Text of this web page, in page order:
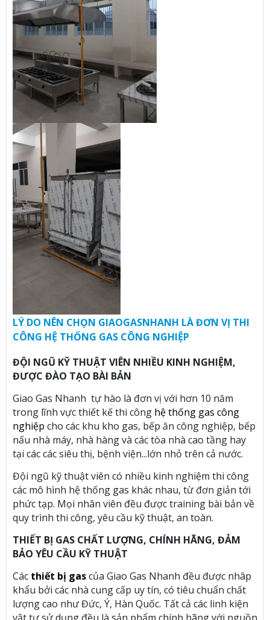
LÝ DO NÊN CHỌN GIAOGASNHANH LÀ ĐƠN VỊ THI
CÔNG HỆ THỐNG GAS CÔNG NGHIỆP
ĐỘI NGŨ KỸ THUẬT VIÊN NHIỀU KINH NGHIỆM,
ĐƯỢC ĐÀO TẠO BÀI BẢN
Giao Gas Nhanh tự hào là đơn vị với hơn 10 năm
trong lĩnh vực thiết kế thi công hệ thống gas công
nghiệp cho các khu kho gas, bếp ăn công nghiệp, bếp
nấu nhà máy, nhà hàng và các tòa nhà cao tầng hay
tại các các siêu thị, bệnh viện...lớn nhỏ trên cả nước.
Đội ngũ kỹ thuật viên có nhiều kinh nghiệm thi công
các mô hình hệ thống gas khác nhau, từ đơn giản tới
phức tạp. Mọi nhân viên đều được training bài bản về
quy trình thi công, yêu cầu kỹ thuật, an toàn.
THIẾT BỊ GAS CHẤT LƯỢNG, CHÍNH HÃNG, ĐẢM
BẢO YÊU CẦU KỸ THUẬT
Các thiết bị gascủa Giao Gas Nhanh đều được nhâp
khẩu bởi các nhà cung cấp uy tín, có tiêu chuẩn chất
lượng cao như Đức, Ý, Hàn Quốc. Tất cả các linh kiện